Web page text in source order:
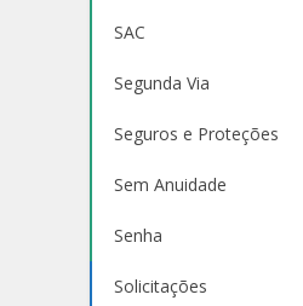
SAC
Segunda Via
Seguros e Proteções
Sem Anuidade
Senha
Solicitações